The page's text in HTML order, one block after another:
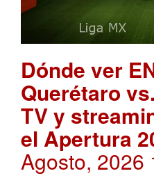
Dónde ver
Querétaro
TV y
el Apertura
Agosto, 2026